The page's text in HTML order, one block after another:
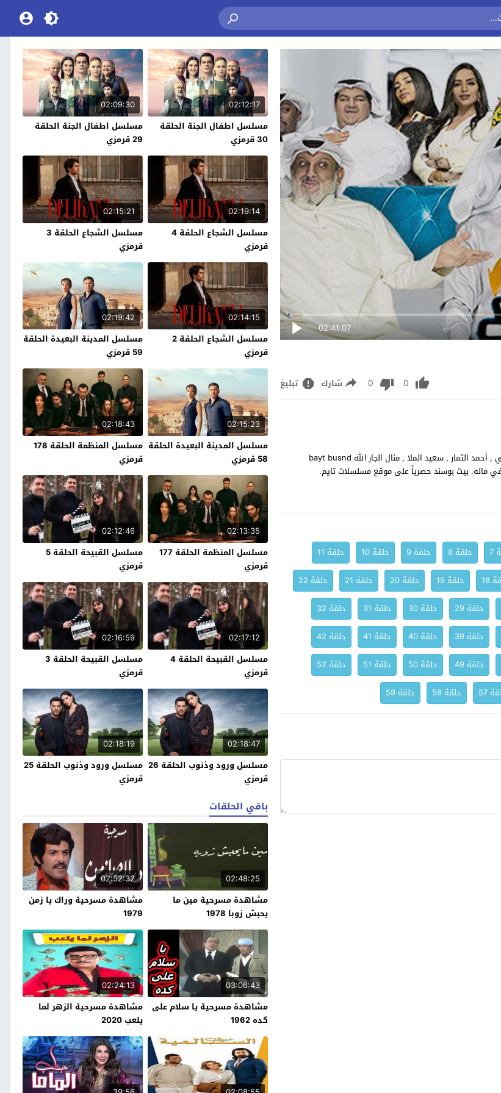
02:41:07
0
0 شارك تبليغ
مشاهدة وتحميل مسرحية الكوميديا الكويتي بيت بوسند 2021 بطولة: طارق العلي , أحمد التمار , سعيد الملا , منال الجار الله bayt busnd
في ماله. بيت بوسند حصرياً على موقع مسلسلات تايم.
7 حلقة 8 حلقة 9 حلقة 10
حلقة 11
18 حلقة 19 حلقة 20 حلقة 21
حلقة 22
حلقة 29 حلقة 30 حلقة 31
حلقة 32
حلقة 39 حلقة 40 حلقة 41
حلقة 42
حلقة 49 حلقة 50 حلقة 51
حلقة 52
57 حلقة 58 حلقة 59
02:12:17
مسلسل اطفال الجنة الحلقة
30 قرمزي
02:09:30
مسلسل اطفال الجنة الحلقة
29 قرمزي
02:19:14
مسلسل الشجاع الحلقة 4
قرمزي
02:15:21
مسلسل الشجاع الحلقة 3
قرمزي
02:14:15
مسلسل الشجاع الحلقة 2
قرمزي
02:19:42
مسلسل المدينة البعيدة الحلقة
59 قرمزي
02:15:23
مسلسل المدينة البعيدة الحلقة
58 قرمزي
02:18:43
مسلسل المنظمة الحلقة 178
قرمزي
02:13:35
مسلسل المنظمة الحلقة 177
قرمزي
02:12:46
مسلسل القبيحة الحلقة 5
قرمزي
02:17:12
مسلسل القبيحة الحلقة 4
قرمزي
02:16:59
مسلسل القبيحة الحلقة 3
قرمزي
02:18:47
مسلسل ورود وذنوب الحلقة 26
قرمزي
02:18:19
مسلسل ورود وذنوب الحلقة 25
قرمزي
باقي الحلقات
02:48:25
مشاهدة مسرحية مين ما
يحبش زوبا 1978
02:52:32
مشاهدة مسرحية وراك يا زمن
1979
03:06:43
مشاهدة مسرحية يا سلام على
كده 1962
02:24:13
مشاهدة مسرحية الزهر لما
يلعب 2020